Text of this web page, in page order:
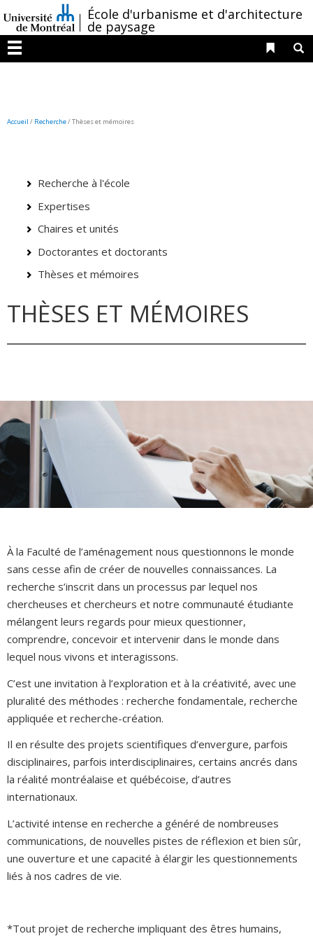
au
contenu
/École d'urbanisme et d'architecture
de paysage
Menu
Liens
Accueil / Recherche/Thèses et mémoires
Recherche à l'école
Expertises
Chaires et unités
Doctorantes et doctorants
Thèses et mémoires
THÈSES ET MÉMOIRES
À la Faculté de l’aménagement nous questionnons le monde
sans cesse afin de créer de nouvelles connaissances. La
recherche s’inscrit dans un processus par lequel nos
chercheuses et chercheurs et notre communauté étudiante
mélangent leurs regards pour mieux questionner,
comprendre, concevoir et intervenir dans le monde dans
lequel nous vivons et interagissons.
C’est une invitation à l’exploration et à la créativité, avec une
pluralité des méthodes : recherche fondamentale, recherche
appliquée et recherche-création.
Il en résulte des projets scientifiques d’envergure, parfois
disciplinaires, parfois interdisciplinaires, certains ancrés dans
la réalité montréalaise et québécoise, d’autres
internationaux.
L’activité intense en recherche a généré de nombreuses
communications, de nouvelles pistes de réflexion et bien sûr,
une ouverture et une capacité à élargir les questionnements
liés à nos cadres de vie.
*Tout projet de recherche impliquant des êtres humains,